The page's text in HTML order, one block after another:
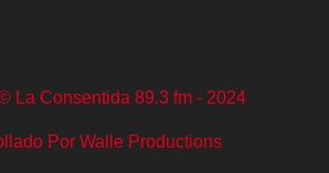
La Consentida 89.3 fm - 2024
Por Walle Productions